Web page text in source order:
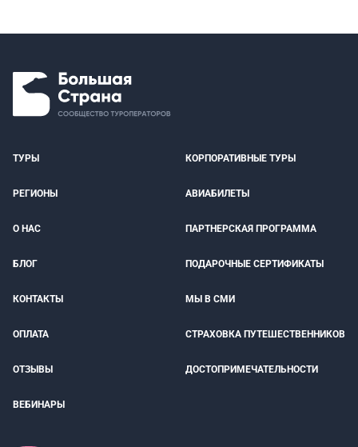
ТУРЫ КОРПОРАТИВНЫЕ ТУРЫ
РЕГИОНЫ АВИАБИЛЕТЫ
О НАС ПАРТНЕРСКАЯ ПРОГРАММА
БЛОГ ПОДАРОЧНЫЕ СЕРТИФИКАТЫ
КОНТАКТЫ МЫ В СМИ
ОПЛАТА СТРАХОВКА ПУТЕШЕСТВЕННИКОВ
ОТЗЫВЫ ДОСТОПРИМЕЧАТЕЛЬНОСТИ
ВЕБИНАРЫ